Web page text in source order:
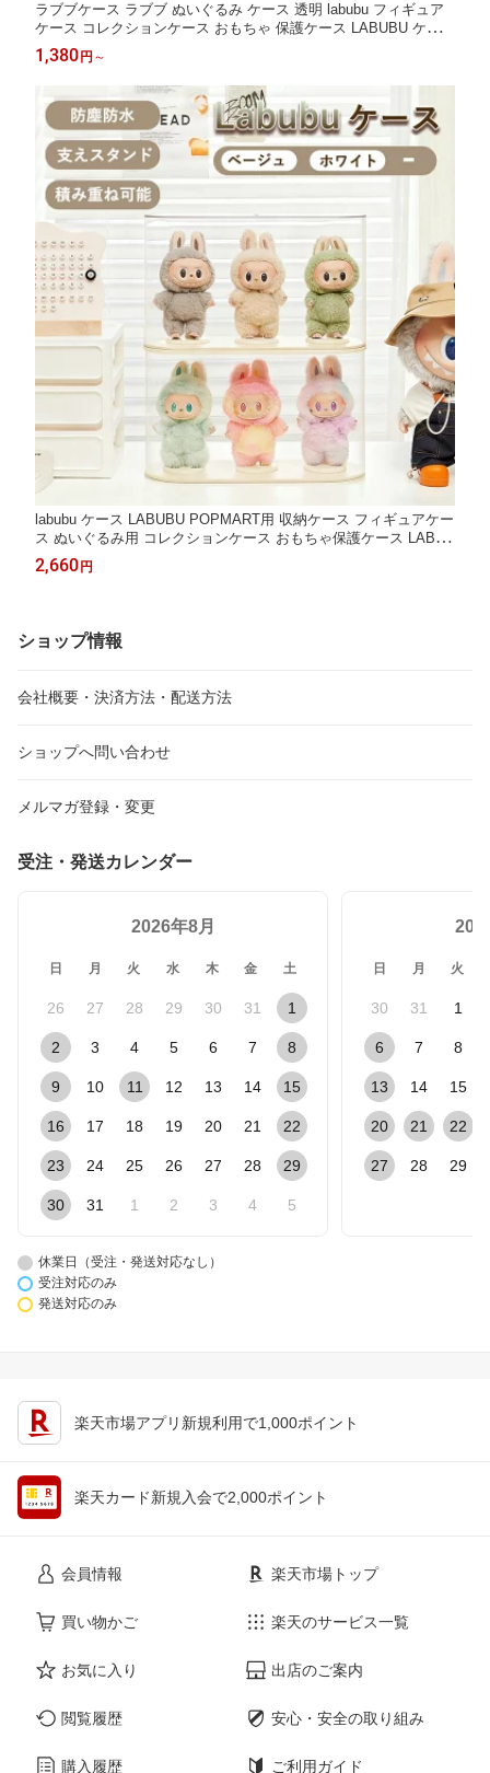
ラブブケース ラブブ ぬいぐるみ ケース 透明 labubu フィギュア
ケース コレクションケース おもちゃ 保護ケース LABUBU ケース
回転式 保護ケース 収納バッグ 防塵 汚れ防止 傷つけ防止 収納ケ
ース アクリル 可愛い プレゼント
1,380 円 ～
labubu ケース LABUBU POPMART用 収納ケース フィギュアケー
ス ぬいぐるみ用 コレクションケース おもちゃ保護ケース LABUB
U用 透明 吊り下げ式 保護ケース 収納バッグ 防塵 汚れ防止 傷つ
け防止 アクリル 積み重ね可能 立つ姿 プレゼント
2,660 円
ショップ情報
会社概要・決済方法・配送方法
ショップへ問い合わせ
メルマガ登録・変更
受注・発送カレンダー
2026年8月
日 月 火 水 木 金 土
26 27 28 29 30 31 1
2 3 4 5 6 7 8
9 10 11 12 13 14 15
16 17 18 19 20 21 22
23 24 25 26 27 28 29
30 31 1 2 3 4 5
日 月 火
30 31 1
6 7 8
13 14 15
20 21 22
27 28 29
休業日（受注・発送対応なし）
受注対応のみ
発送対応のみ
楽天市場アプリ新規利用で1,000ポイント
楽天カード新規入会で2,000ポイント
会員情報
買い物かご
お気に入り
閲覧履歴
購入履歴
楽天市場トップ
楽天のサービス一覧
出店のご案内
安心・安全の取り組み
ご利用ガイド